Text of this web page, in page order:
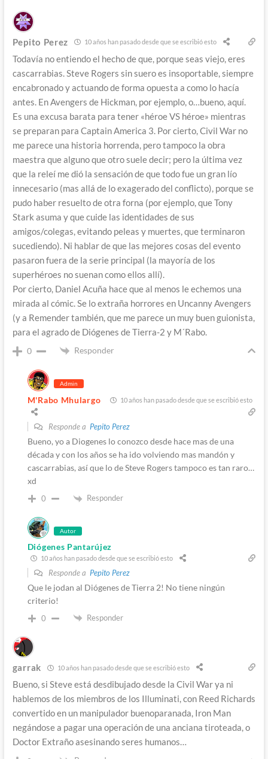
Pepito Perez 10 años han pasado desde que se escribió esto
Todavía no entiendo el hecho de que, porque seas viejo, eres
cascarrabias. Steve Rogers sin suero es insoportable, siempre
encabronado y actuando de forma opuesta a como lo hacía
antes. En Avengers de Hickman, por ejemplo, o…bueno, aquí.
Es una excusa barata para tener «héroe VS héroe» mientras
se preparan para Captain America 3. Por cierto, Civil War no
me parece una historia horrenda, pero tampoco la obra
maestra que alguno que otro suele decir; pero la última vez
que la releí me dió la sensación de que todo fue un gran lío
innecesario (mas allá de lo exagerado del conflicto), porque se
pudo haber resuelto de otra forna (por ejemplo, que Tony
Stark asuma y que cuide las identidades de sus
amigos/colegas, evitando peleas y muertes, que terminaron
sucediendo). Ni hablar de que las mejores cosas del evento
pasaron fuera de la serie principal (la mayoría de los
superhéroes no suenan como ellos allí).
Por cierto, Daniel Acuña hace que al menos le echemos una
mirada al cómic. Se lo extraña horrores en Uncanny Avengers
(y a Remender también, que me parece un muy buen guionista,
para el agrado de Diógenes de Tierra-2 y M´Rabo.
0 Responder
Admin
M'Rabo Mhulargo 10 años han pasado desde que se escribió esto
Responde a Pepito Perez
Bueno, yo a Diogenes lo conozco desde hace mas de una
década y con los años se ha ido volviendo mas mandón y
cascarrabias, así que lo de Steve Rogers tampoco es tan raro…
xd
0 Responder
Autor
Diógenes Pantarújez
10 años han pasado desde que se escribió esto
Responde a Pepito Perez
Que le jodan al Diógenes de Tierra 2! No tiene ningún
criterio!
0 Responder
garrak 10 años han pasado desde que se escribió esto
Bueno, si Steve está desdibujado desde la Civil War ya ni
hablemos de los miembros de los Illuminati, con Reed Richards
convertido en un manipulador buenoparanada, Iron Man
negándose a pagar una operación de una anciana tiroteada, o
Doctor Extraño asesinando seres humanos…